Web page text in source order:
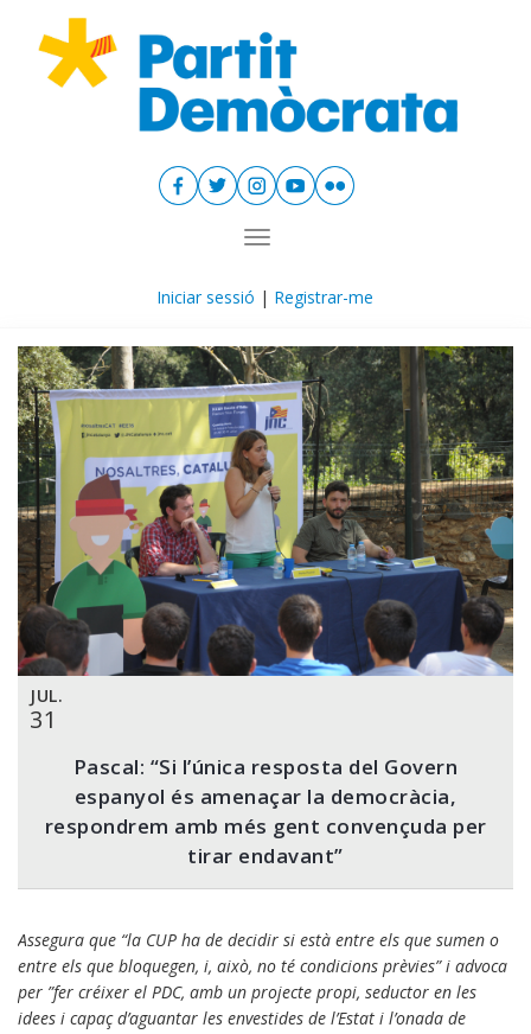
Toggle navigation
Iniciar sessió | Registrar-me
JUL.
31
Pascal: “Si l’única resposta del Govern
espanyol és amenaçar la democràcia,
respondrem amb més gent convençuda per
tirar endavant”
Assegura que “la CUP ha de decidir si està entre els que sumen o
entre els que bloquegen, i, això, no té condicions prèvies” i advoca
per ”fer créixer el PDC, amb un projecte propi, seductor en les
idees i capaç d’aguantar les envestides de l’Estat i l’onada de